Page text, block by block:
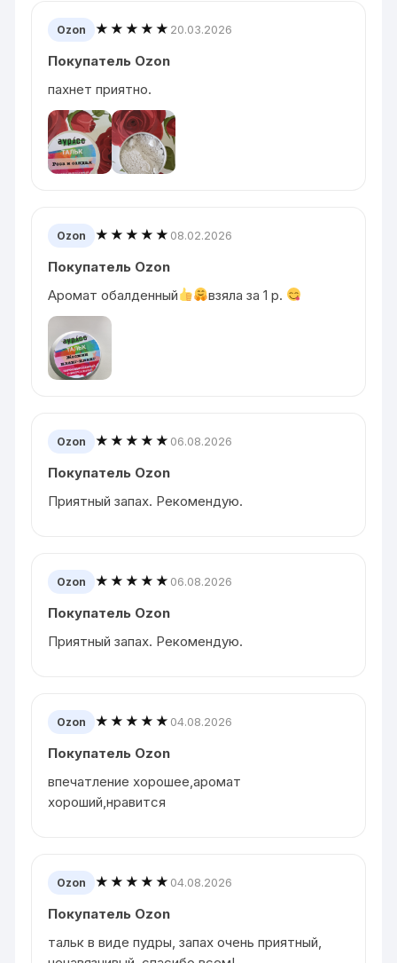
Ozon ★★★★★ 20.03.2026
Покупатель Ozon
пахнет приятно.
Ozon ★★★★★ 08.02.2026
Покупатель Ozon
Аромат обалденный
взяла за 1 p.
Ozon ★★★★★ 06.08.2026
Покупатель Ozon
Приятный запах. Рекомендую.
Ozon ★★★★★ 06.08.2026
Покупатель Ozon
Приятный запах. Рекомендую.
Ozon ★★★★★ 04.08.2026
Покупатель Ozon
впечатление хорошее,аромат
хороший,нравится
Ozon ★★★★★ 04.08.2026
Покупатель Ozon
тальк в виде пудры, запах очень приятный,